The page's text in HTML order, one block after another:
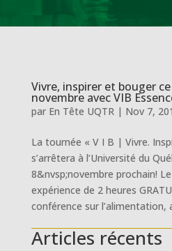
Vivre, inspirer et bouger
novembre avec VIB
par En Tête UQTR| Nov 7,
La tournée « V I B | Vivre.
s’arrêtera à l’Université du
8&nvsp;novembre prochain!
expérience de 2 heures
conférence sur l’alimentation,
Articles récents